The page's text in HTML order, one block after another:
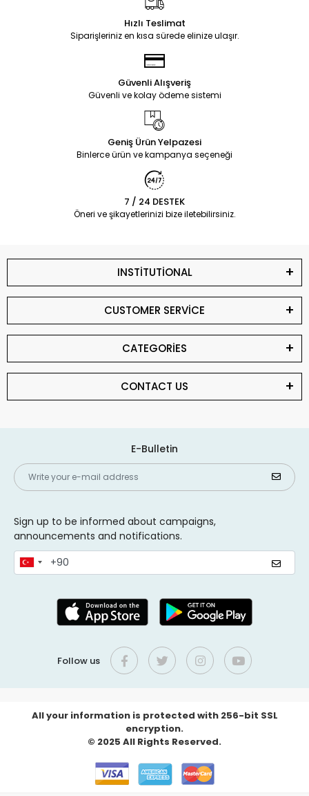
Hızlı Teslimat
Siparişleriniz en kısa sürede elinize ulaşır.
Güvenli Alışveriş
Güvenli ve kolay ödeme sistemi
Geniş Ürün Yelpazesi
Binlerce ürün ve kampanya seçeneği
7 / 24 DESTEK
Öneri ve şikayetlerinizi bize iletebilirsiniz.
INSTİTUTİONAL
CUSTOMER SERVİCE
CATEGORİES
CONTACT US
E-Bulletin
Sign up to be informed about campaigns,
announcements and notifications.
Follow us
All your information is protected with 256-bit SSL
encryption.
© 2025 All Rights Reserved.